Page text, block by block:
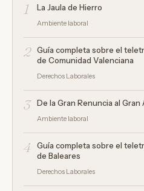
1 La Jaula de Hierro
Ambiente laboral
2
Guía completa sobre el
de Comunidad Valenciana
Derechos Laborales
3 De la Gran Renuncia al
Ambiente laboral
4
Guía completa sobre el
de Baleares
Derechos Laborales